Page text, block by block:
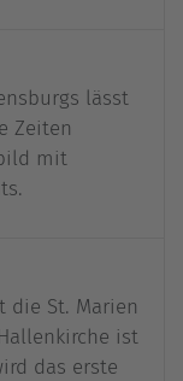
lässt
Zeiten
mit
die St. Marien
ist
das erste